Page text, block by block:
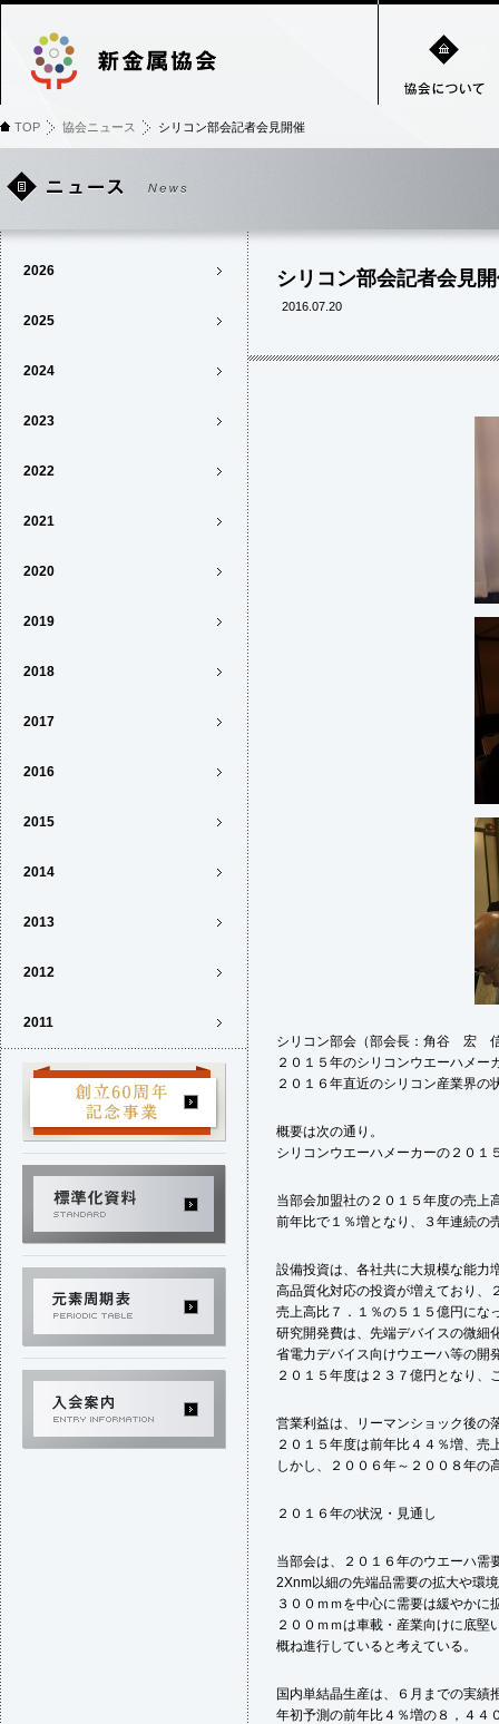
TOP 協会ニュース シリコン部会記者会見開催
シリコン部会記者会見
2016.07.20
シリコン部会（部会長：角谷 宏
２０１５年のシリコンウエーハメ
２０１６年直近のシリコン産業界の
概要は次の通り。
シリコンウエーハメーカーの２０１
当部会加盟社の２０１５年度の売上
前年比で１％増となり、３年連続の
設備投資は、各社共に大規模な能力
高品質化対応の投資が増えており、
売上高比７．１％の５１５億円にな
研究開発費は、先端デバイスの微細
省電力デバイス向けウエーハ等の開
２０１５年度は２３７億円となり、
営業利益は、リーマンショック後の
２０１５年度は前年比４４％増、
しかし、２００６年～２００８年の
２０１６年の状況・見通し
当部会は、２０１６年のウエーハ需
2Xnm以細の先端品需要の拡大や環
３００ｍｍを中心に需要は緩やかに
２００ｍｍは車載・産業向けに底
概ね進行していると考えている。
国内単結晶生産は、６月までの実績
年初予測の前年比４％増の８，４４
2026
2025
2024
2023
2022
2021
2020
2019
2018
2017
2016
2015
2014
2013
2012
2011